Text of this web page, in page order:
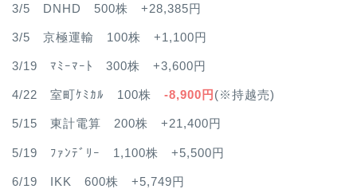
3/5 DNHD 500株 +28,385円
3/5 京極運輸 100株 +1,100円
3/19 ﾏﾐｰﾏｰﾄ 300株 +3,600円
4/22 室町ｹﾐｶﾙ 100株 -8,900円 (※持越売)
5/15 東計電算 200株 +21,400円
5/19 ﾌｧﾝﾃﾞﾘｰ 1,100株 +5,500円
6/19 IKK 600株 +5,749円